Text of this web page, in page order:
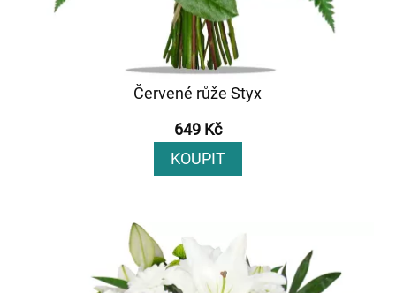
Červené růže Styx
649 Kč
KOUPIT